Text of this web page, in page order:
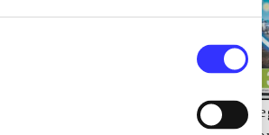
Transformers - dark of